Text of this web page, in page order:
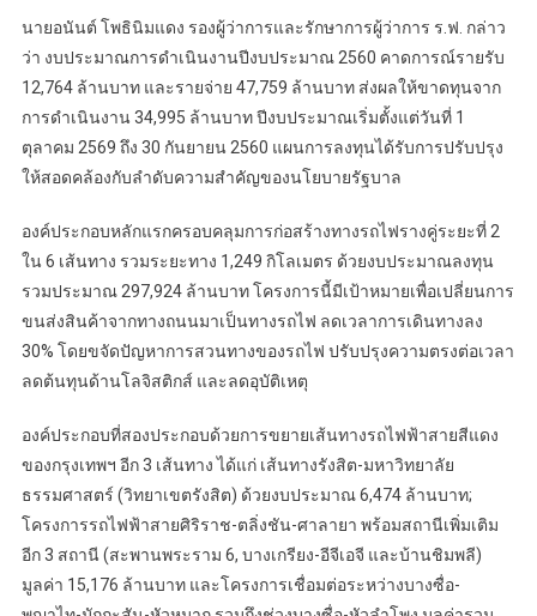
นายอนันต์ โพธินิมแดง รองผู้ว่าการและรักษาการผู้ว่าการ ร.ฟ. กล่าว
ว่า งบประมาณการดำเนินงานปีงบประมาณ 2560 คาดการณ์รายรับ
12,764 ล้านบาท และรายจ่าย 47,759 ล้านบาท ส่งผลให้ขาดทุนจาก
การดำเนินงาน 34,995 ล้านบาท ปีงบประมาณเริ่มตั้งแต่วันที่ 1
ตุลาคม 2569 ถึง 30 กันยายน 2560 แผนการลงทุนได้รับการปรับปรุง
ให้สอดคล้องกับลำดับความสำคัญของนโยบายรัฐบาล
องค์ประกอบหลักแรกครอบคลุมการก่อสร้างทางรถไฟรางคู่ระยะที่ 2
ใน 6 เส้นทาง รวมระยะทาง 1,249 กิโลเมตร ด้วยงบประมาณลงทุน
รวมประมาณ 297,924 ล้านบาท โครงการนี้มีเป้าหมายเพื่อเปลี่ยนการ
ขนส่งสินค้าจากทางถนนมาเป็นทางรถไฟ ลดเวลาการเดินทางลง
30% โดยขจัดปัญหาการสวนทางของรถไฟ ปรับปรุงความตรงต่อเวลา
ลดต้นทุนด้านโลจิสติกส์ และลดอุบัติเหตุ
องค์ประกอบที่สองประกอบด้วยการขยายเส้นทางรถไฟฟ้าสายสีแดง
ของกรุงเทพฯ อีก 3 เส้นทาง ได้แก่ เส้นทางรังสิต-มหาวิทยาลัย
ธรรมศาสตร์ (วิทยาเขตรังสิต) ด้วยงบประมาณ 6,474 ล้านบาท;
โครงการรถไฟฟ้าสายศิริราช-ตลิ่งชัน-ศาลายา พร้อมสถานีเพิ่มเติม
อีก 3 สถานี (สะพานพระราม 6, บางเกรียง-อีจีเอจี และบ้านชิมพลี)
มูลค่า 15,176 ล้านบาท และโครงการเชื่อมต่อระหว่างบางซื่อ-